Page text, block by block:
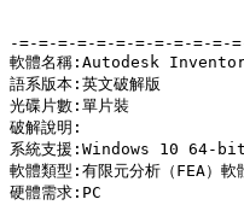
-=-=-=-=-=-=-=-=-=-=-=-
軟體名稱:Autodesk Inventor
語系版本:英文破解版
光碟片數:單片裝
破解說明:
系統支援:Windows 10
軟體類型:有限元分析（FEA）軟
硬體需求:PC